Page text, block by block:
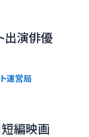
出演俳優
運営局
短編映画